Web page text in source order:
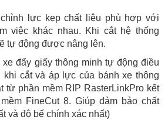
lực kẹp chất liệu phù hợp với
việc khác nhau. Khi cắt hệ thống
tự động được nâng lên.
xe đẩy giấy thông minh tự động điều
khi cắt và áp lực của bánh xe thông
từ phần mềm RIP RasterLinkPro kết
FineCut 8. Giúp đảm bảo chất
và độ bế chính xác nhất)